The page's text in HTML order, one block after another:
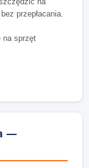
przepłacania.
na sprzęt
—